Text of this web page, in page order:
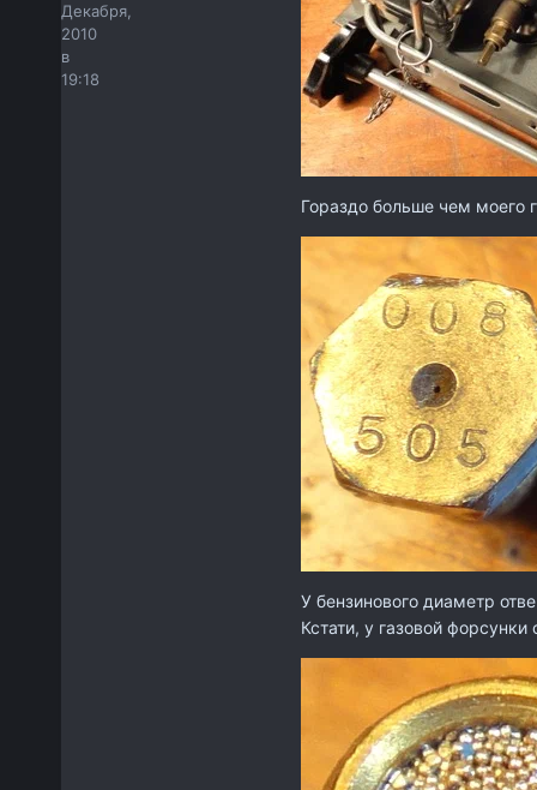
Декабря,
2010
в
19:18
Гораздо больше чем моего
У бензинового диаметр
Кстати, у газовой